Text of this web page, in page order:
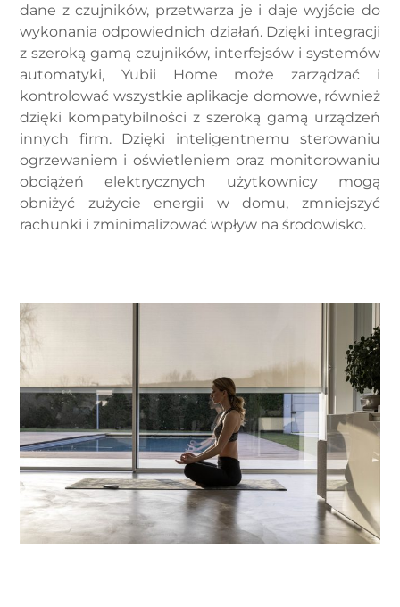
dane z czujników, przetwarza je i daje wyjście do
wykonania odpowiednich działań. Dzięki integracji
z szeroką gamą czujników, interfejsów i systemów
automatyki, Yubii Home może zarządzać i
kontrolować wszystkie aplikacje domowe, również
dzięki kompatybilności z szeroką gamą urządzeń
innych firm. Dzięki inteligentnemu sterowaniu
ogrzewaniem i oświetleniem oraz monitorowaniu
obciążeń elektrycznych użytkownicy mogą
obniżyć zużycie energii w domu, zmniejszyć
rachunki i zminimalizować wpływ na środowisko.